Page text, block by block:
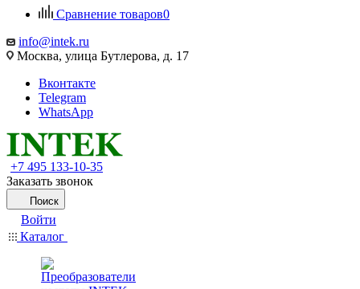
Сравнение товаров0
info@intek.ru
Москва, улица Бутлерова, д. 17
Вконтакте
Telegram
WhatsApp
+7 495 133-10-35
Заказать звонок
Поиск
Войти
Каталог